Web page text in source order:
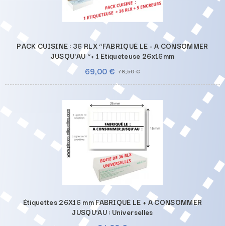
PACK CUISINE : 36 RLX "FABRIQUÉ LE - A CONSOMMER
JUSQU'AU "+ 1 Etiqueteuse 26x16mm
69,00 € 78,50 €
Étiquettes 26X16 mm FABRIQUÉ LE + A CONSOMMER
JUSQU'AU : Universelles